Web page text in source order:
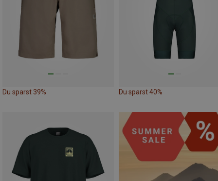
Du sparst 39% Du sparst 40%